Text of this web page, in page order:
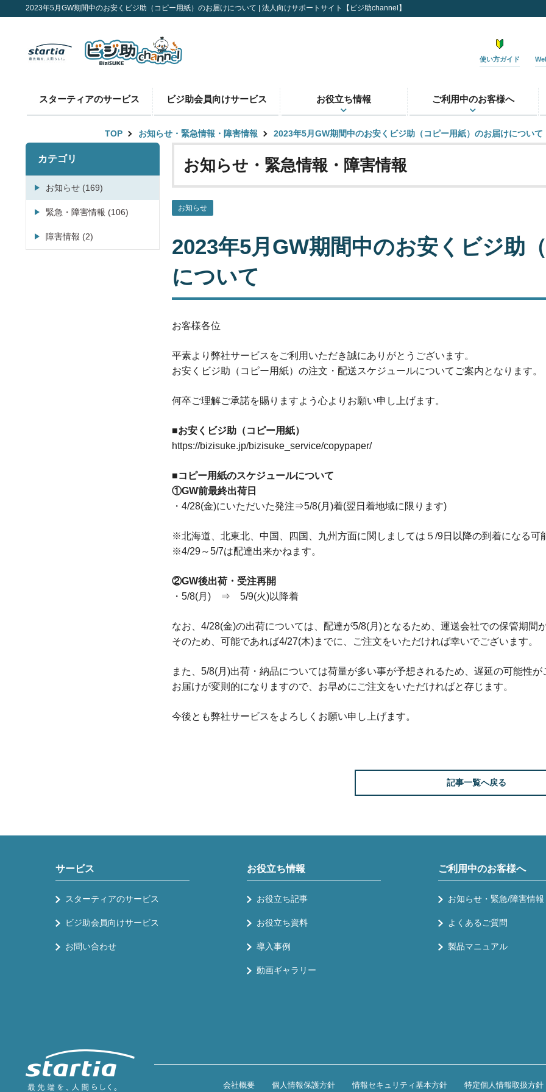
2023年5月GW期間中のお安くビジ助（コピー用紙）のお届けについて | 法人向けサポートサイト【ビジ助channel】
使い方ガイド
スターティアのサービス ビジ助会員向けサービス お役立ち情報 ご利用中のお客様へ
TOP お知らせ・緊急情報・障害情報 2023年5月GW期間中のお安くビジ助（コピー用紙）のお届けについて
お知らせ・緊急情報・障害情報
お知らせ
2023年5月GW期間中のお安くビジ助
について
お客様各位
平素より弊社サービスをご利用いただき誠にありがとうございます。
お安くビジ助（コピー用紙）の注文・配送スケジュールについてご案内となります。
何卒ご理解ご承諾を賜りますよう心よりお願い申し上げます。
■お安くビジ助（コピー用紙）
https://bizisuke.jp/bizisuke_service/copypaper/
■コピー用紙のスケジュールについて
①GW前最終出荷日
・4/28(金)にいただいた発注⇒5/8(月)着(翌日着地域に限ります)
※北海道、北東北、中国、四国、九州方面に関しましては５/9日以降の到着になる可
※4/29～5/7は配達出来かねます。
②GW後出荷・受注再開
・5/8(月) ⇒ 5/9(火)以降着
なお、4/28(金)の出荷については、配達が5/8(月)となるため、運送会社での保管期間
そのため、可能であれば4/27(木)までに、ご注文をいただければ幸いでございます。
また、5/8(月)出荷・納品については荷量が多い事が予想されるため、遅延の可能性が
お届けが変則的になりますので、お早めにご注文をいただければと存じます。
今後とも弊社サービスをよろしくお願い申し上げます。
記事一覧へ戻る
カテゴリ
お知らせ (169)
緊急・障害情報 (106)
障害情報 (2)
サービス
スターティアのサービス
ビジ助会員向けサービス
お問い合わせ
お役立ち情報
お役立ち記事
お役立ち資料
導入事例
動画ギャラリー
ご利用中のお客様へ
お知らせ・緊急/障害情報
よくあるご質問
製品マニュアル
会社概要 個人情報保護方針 情報セキュリティ基本方針 特定個人情報取扱方針